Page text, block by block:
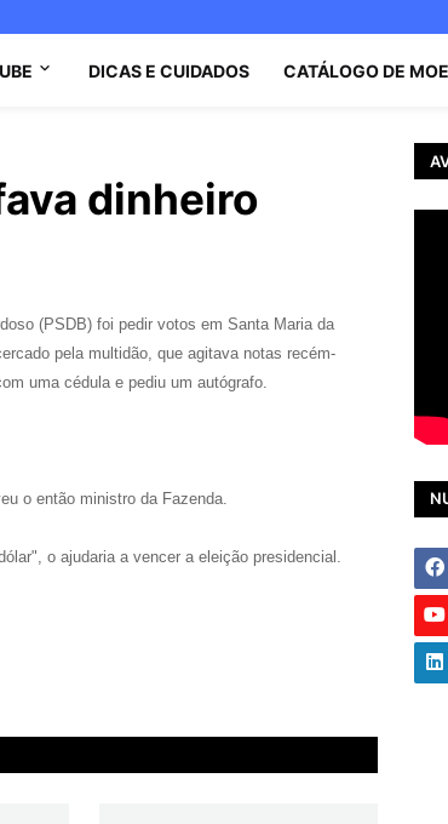
DICAS E CUIDADOS CATÁLOGO DE
dinheiro
(PSDB) foi pedir votos em Santa Maria da
pela multidão, que agitava notas recém-
uma cédula e pediu um autógrafo.
o então ministro da Fazenda.
o ajudaria a vencer a eleição presidencial.